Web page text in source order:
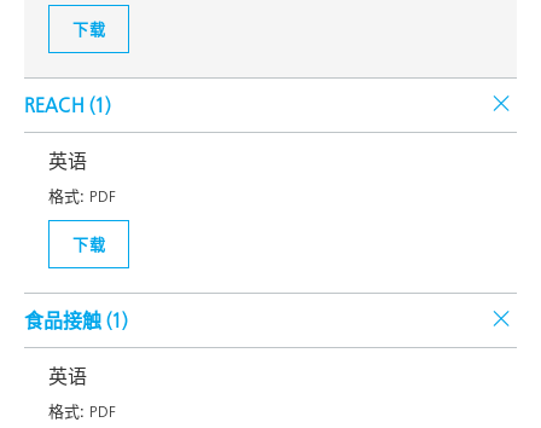
下载
REACH (1)
英语
格式: PDF
下载
食品接触 (1)
英语
格式: PDF